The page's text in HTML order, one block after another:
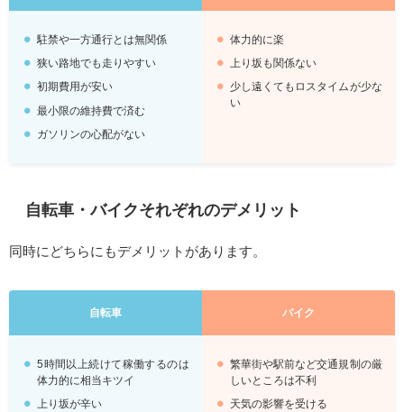
駐禁や一方通行とは無関係
狭い路地でも走りやすい
初期費用が安い
最小限の維持費で済む
ガソリンの心配がない
体力的に楽
上り坂も関係ない
少し遠くてもロスタイムが少な
い
自転車・バイクそれぞれのデメリット
同時にどちらにもデメリットがあります。
自転車 バイク
5時間以上続けて稼働するのは
体力的に相当キツイ
上り坂が辛い
繁華街や駅前など交通規制の厳
しいところは不利
天気の影響を受ける